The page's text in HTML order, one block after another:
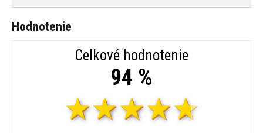
Hodnotenie
Celkové hodnotenie
94 %